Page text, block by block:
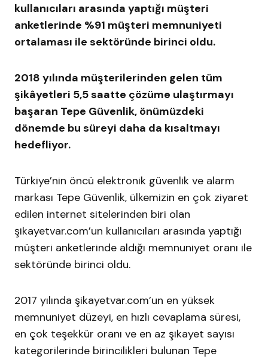
kullanıcıları arasında yaptığı müşteri
anketlerinde %91 müşteri memnuniyeti
ortalaması ile sektöründe birinci oldu.
2018 yılında müşterilerinden gelen tüm
şikâyetleri 5,5 saatte çözüme ulaştırmayı
başaran Tepe Güvenlik, önümüzdeki
dönemde bu süreyi daha da kısaltmayı
hedefliyor.
Türkiye’nin öncü elektronik güvenlik ve alarm
markası Tepe Güvenlik, ülkemizin en çok ziyaret
edilen internet sitelerinden biri olan
şikayetvar.com’un kullanıcıları arasında yaptığı
müşteri anketlerinde aldığı memnuniyet oranı ile
sektöründe birinci oldu.
2017 yılında şikayetvar.com’un en yüksek
memnuniyet düzeyi, en hızlı cevaplama süresi,
en çok teşekkür oranı ve en az şikayet sayısı
kategorilerinde birincilikleri bulunan Tepe